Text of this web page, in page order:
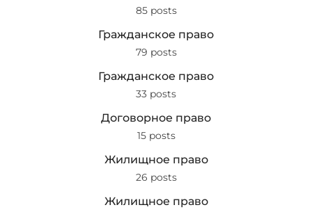
85 posts
Гражданское право
79 posts
Гражданское право
33 posts
Договорное право
15 posts
Жилищное право
26 posts
Жилищное право